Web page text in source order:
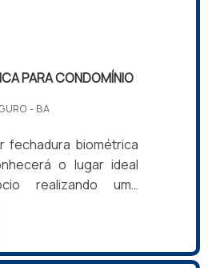
PARA CONDOMÍNIO
- BA
fechadura biométrica
o lugar ideal
realizando uma
sobre a maior
da área de